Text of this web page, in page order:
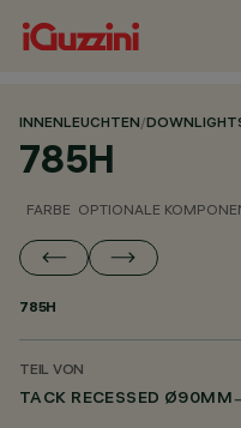
INNENLEUCHTEN/
785H
FARBE OPTIONALE
785H
TEIL VON
TACK RECESSED Ø90MM